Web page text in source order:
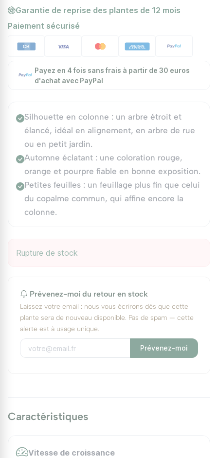
Garantie de reprise des plantes de 12 mois
Paiement sécurisé
Payez en 4 fois sans frais à partir de 30 euros
d'achat avec PayPal
Silhouette en colonne : un arbre étroit et
élancé, idéal en alignement, en arbre de rue
ou en petit jardin.
Automne éclatant : une coloration rouge,
orange et pourpre fiable en bonne exposition.
Petites feuilles : un feuillage plus fin que celui
du copalme commun, qui affine encore la
colonne.
Rupture de stock
Prévenez-moi du retour en stock
Laissez votre email : nous vous écrirons dès que cette
plante sera de nouveau disponible. Pas de spam — cette
alerte est à usage unique.
Prévenez-moi
Caractéristiques
Vitesse de croissance